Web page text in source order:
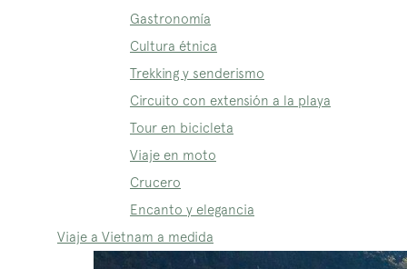
Gastronomía
Cultura étnica
Trekking y senderismo
Circuito con extensión a la playa
Tour en bicicleta
Viaje en moto
Crucero
Encanto y elegancia
Viaje a Vietnam a medida